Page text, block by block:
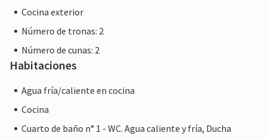
Cocina exterior
Número de tronas: 2
Número de cunas: 2
Habitaciones
Agua fría/caliente en cocina
Cocina
Cuarto de baño n° 1 - WC. Agua caliente y fría, Ducha